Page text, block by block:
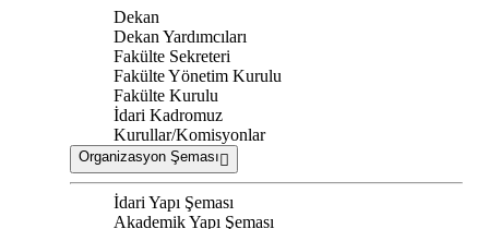
Dekan
Dekan Yardımcıları
Fakülte Sekreteri
Fakülte Yönetim Kurulu
Fakülte Kurulu
İdari Kadromuz
Kurullar/Komisyonlar
Organizasyon Şeması
İdari Yapı Şeması
Akademik Yapı Şeması